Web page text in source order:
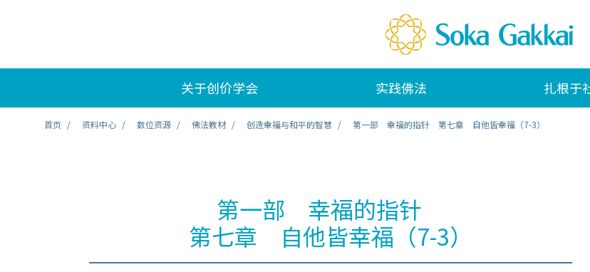
关于创价学会 实践佛法 扎根于
首页 资料中心 数位资源 佛法教材 创造幸福与和平的智慧 第一部 幸福的指针 第七章 自他皆幸福（7-3）
第一部 幸福的指针
第七章 自他皆幸福（7-3）